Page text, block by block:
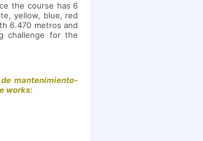
the course has 6
yellow, blue, red
6.470 metros and
challenge for the
mantenimiento-
works: